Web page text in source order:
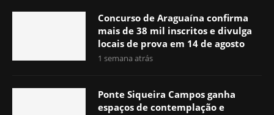
Concurso de Araguaína confirma
mais de 38 mil inscritos e divulga
locais de prova em 14 de agosto
1 semana atrás
Ponte Siqueira Campos ganha
espaços de contemplação e